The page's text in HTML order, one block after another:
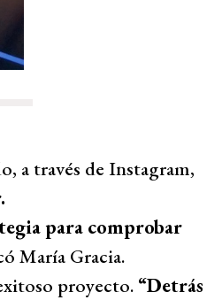
a través de Instagram,
para comprobar
María Gracia.
proyecto. “Detrás